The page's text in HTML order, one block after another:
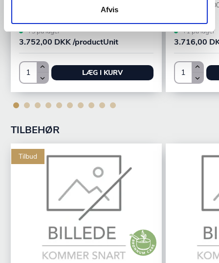
Afvis
+5 på lager
3.752,00 DKK /productUnit
LÆG I KURV
+1 på lager
3.716,00
TILBEHØR
Tilbud